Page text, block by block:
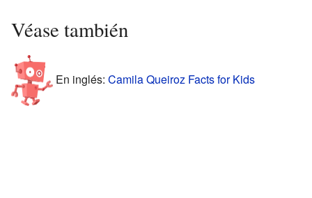
Véase también
En inglés: Camila Queiroz Facts for Kids